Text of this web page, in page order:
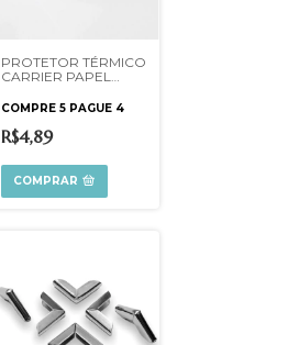
PROTETOR TÉRMICO
CARRIER PAPEL
COMPRE 5 PAGUE 4
R$4,89
COMPRAR